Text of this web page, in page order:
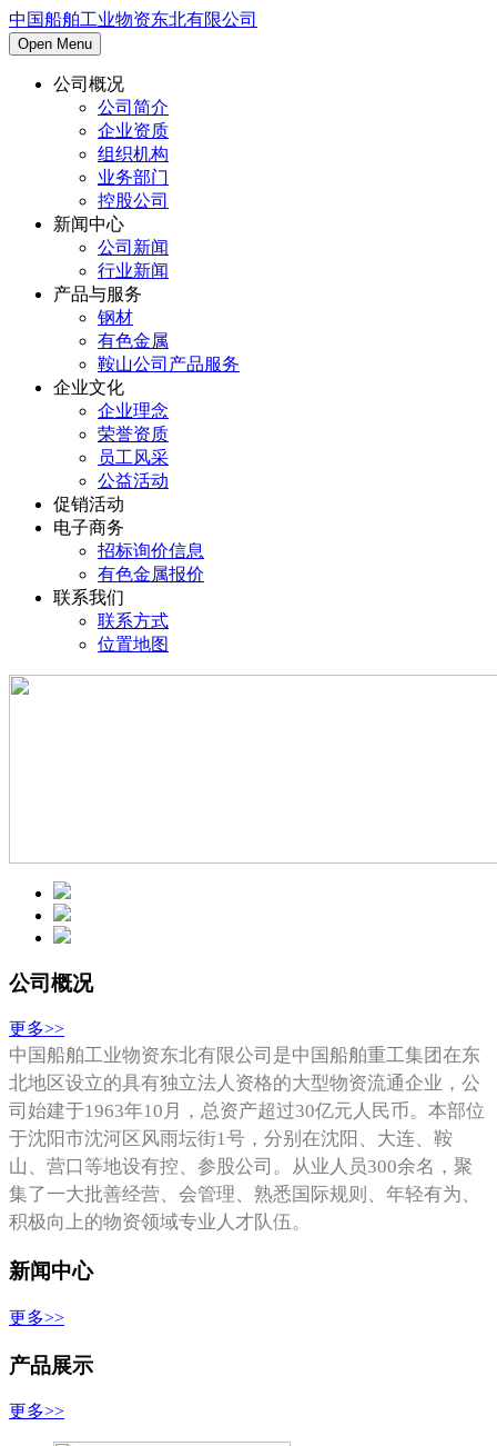
中国船舶工业物资东北有限公司
Open Menu
公司概况
公司简介
企业资质
组织机构
业务部门
控股公司
新闻中心
公司新闻
行业新闻
产品与服务
钢材
有色金属
鞍山公司产品服务
企业文化
企业理念
荣誉资质
员工风采
公益活动
促销活动
电子商务
招标询价信息
有色金属报价
联系我们
联系方式
位置地图
公司概况
更多>>
中国船舶工业物资东北有限公司是中国船舶重工集团在东
北地区设立的具有独立法人资格的大型物资流通企业，公
司始建于1963年10月，总资产超过30亿元人民币。本部位
于沈阳市沈河区风雨坛街1号，分别在沈阳、大连、鞍
山、营口等地设有控、参股公司。从业人员300余名，聚
集了一大批善经营、会管理、熟悉国际规则、年轻有为、
积极向上的物资领域专业人才队伍。
新闻中心
更多>>
产品展示
更多>>